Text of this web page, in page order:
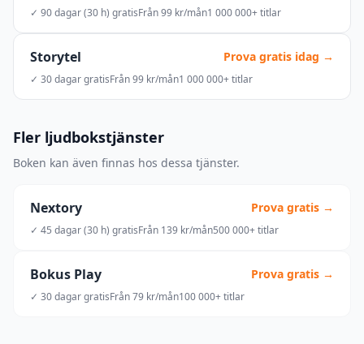
✓ 90 dagar (30 h) gratisFrån 99 kr/mån1 000 000+ titlar
Storytel Prova gratis idag →
✓ 30 dagar gratisFrån 99 kr/mån1 000 000+ titlar
Fler ljudbokstjänster
Boken kan även finnas hos dessa tjänster.
Nextory Prova gratis →
✓ 45 dagar (30 h) gratisFrån 139 kr/mån500 000+ titlar
Bokus Play Prova gratis →
✓ 30 dagar gratisFrån 79 kr/mån100 000+ titlar